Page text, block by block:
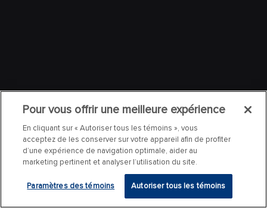
Pour vous offrir une meilleure expérience
En cliquant sur « Autoriser tous les témoins », vous
acceptez de les conserver sur votre appareil afin de profiter
d’une expérience de navigation optimale, aider au
marketing pertinent et analyser l’utilisation du site.
Paramètres des témoins Autoriser tous les témoins